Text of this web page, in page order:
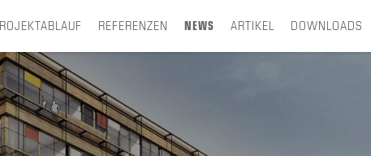
REFERENZEN NEWS ARTIKEL DOWNLOADS